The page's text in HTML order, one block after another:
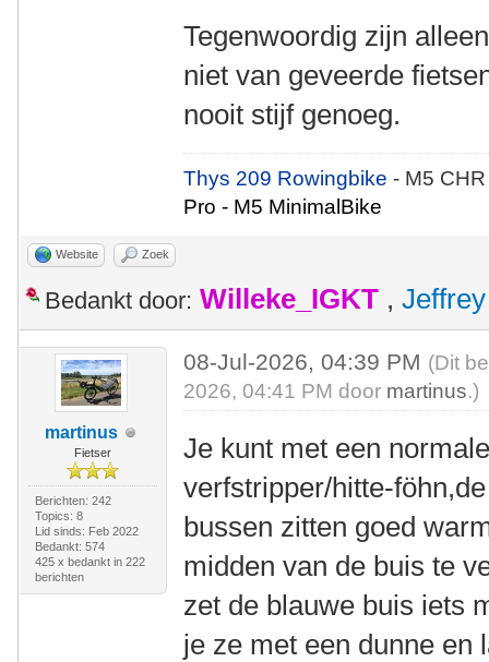
Tegenwoordig zijn
niet van geveerde
nooit stijf genoeg.
Thys 209 Rowingbike- M5
Pro - M5 MinimalBike
Website Zoek
Bedankt door: Willeke_IGKT ,
martinus
Fietser
Berichten: 242
Topics: 8
Lid sinds: Feb 2022
Bedankt: 574
425 x bedankt in 222
berichten
08-Jul-2026, 04:39 PM (Dit
2026, 04:41 PM door martinus.)
Je kunt met een
verfstripper/hitte-
bussen zitten goed
midden van de buis te
zet de blauwe buis iets
je ze met een dunne en